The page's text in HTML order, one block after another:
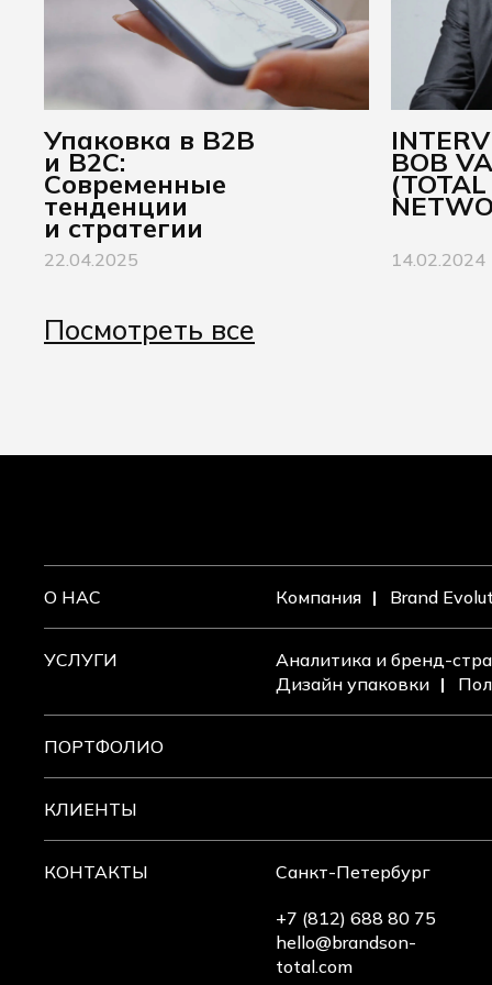
Упаковка в B2B
и B2C:
Современные
тенденции
и стратегии
22.04.2025
BOB
14.02.2024
Посмотреть все
О НАС Компания Brand
УСЛУГИ
Аналитика и бренд-
Дизайн упаковки
ПОРТФОЛИО
КЛИЕНТЫ
КОНТАКТЫ Санкт-Петербург
+7 (812) 688 80 75
hello@brandson-
total.com